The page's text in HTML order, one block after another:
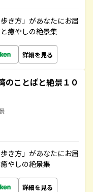
き方」があなたにお届
癒やしの絶景集
詳細を見る
のことばと絶景１０
き方」があなたにお届
やしの絶景集
詳細を見る